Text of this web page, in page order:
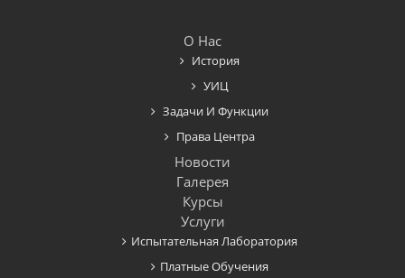
О Нас
История
УИЦ
Задачи И Функции
Права Центра
Новости
Галерея
Курсы
Услуги
Испытательная Лаборатория
Платные Обучения